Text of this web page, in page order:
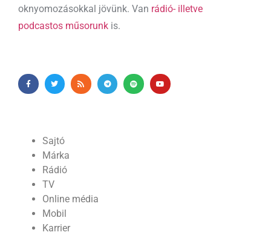
oknyomozásokkal jövünk. Van rádió- illetve
podcastos műsorunk is.
Sajtó
Márka
Rádió
TV
Online média
Mobil
Karrier